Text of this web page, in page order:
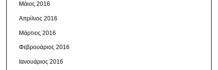
Μάιος 2016
Απρίλιος 2016
Μάρτιος 2016
Φεβρουάριος 2016
Ιανουάριος 2016